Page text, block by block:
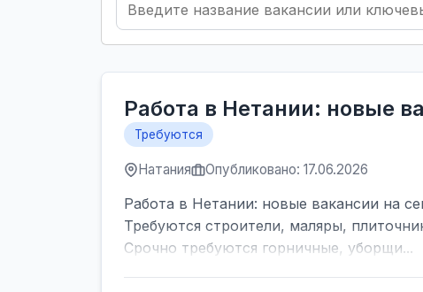
Работа в Нетании: новые
Требуются
Натания Опубликовано: 17.06.2026
Работа в Нетании: новые вакансии на
Требуются строители, маляры,
Срочно требуются горничные, уборщи...